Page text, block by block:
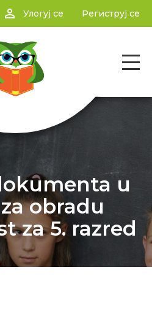
person_outline Улогуј се Региструј се
u
obradu
za 5. razred